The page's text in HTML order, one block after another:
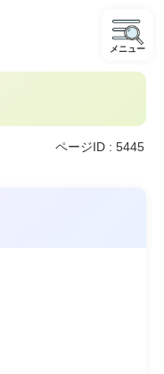
メニュー
ページID : 5445